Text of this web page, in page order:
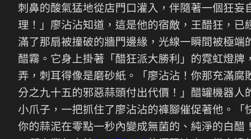
刺鼻的酸氣猛地從店門口灌入，伴隨著一個狂
理！」廖沾沾知道，這是他的宿敵，王醋狂，
滿了那扇被撞破的牆門邊緣，光線一瞬間被極
醋霧。它身上掛著「醋狂派大勝利」的霓虹燈
弄，刺耳得像是磨砂紙。「廖沾沾！你那充滿
分之九十五的邪惡蒜頭付出代價！」醋罐機器
小爪子，一把抓住了廖沾沾的褲腳催促著他。「
你的蒜泥在零點一秒內變成無菌的、純淨的白